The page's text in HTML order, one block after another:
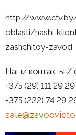
http://
oblasti/nashi-
zashchitoy-zavod
Наши контакты /
+375 (29) 111 29 29
+375 (222) 74 29